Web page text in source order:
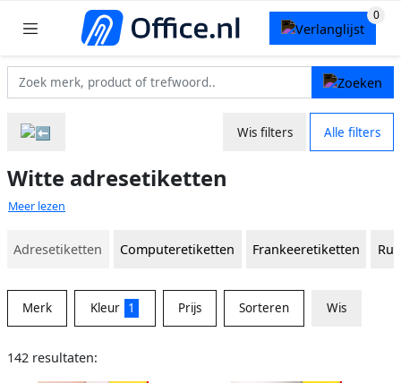
Wis filters Alle filters
Witte adresetiketten
Meer lezen
Adresetiketten Computeretiketten Frankeeretiketten
Merk Kleur 1 Prijs Sorteren Wis
142 resultaten: